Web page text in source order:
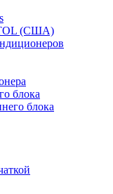
(США)
блока
блока